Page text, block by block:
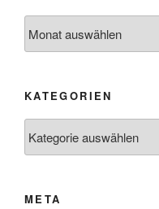
KATEGORIEN
META